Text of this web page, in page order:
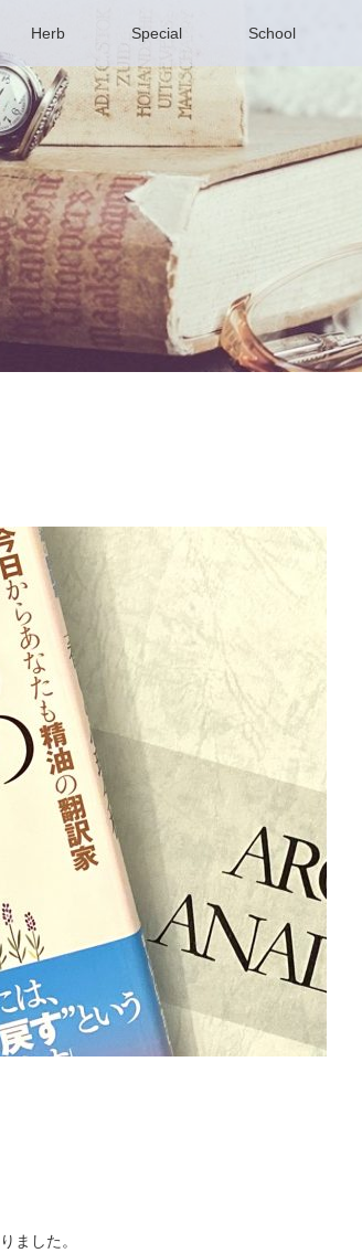
Herb Special School
ました。